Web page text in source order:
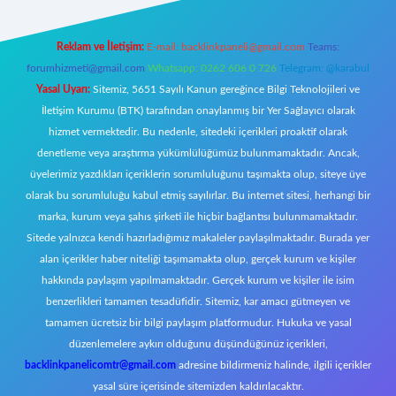
Reklam ve İletişim: E-mail: backlinkpaneli@gmail.com Teams:
forumhizmeti@gmail.com Whatsapp: 0262 606 0 726 Telegram: @karabul
Yasal Uyarı: Sitemiz, 5651 Sayılı Kanun gereğince Bilgi Teknolojileri ve
İletişim Kurumu (BTK) tarafından onaylanmış bir Yer Sağlayıcı olarak
hizmet vermektedir. Bu nedenle, sitedeki içerikleri proaktif olarak
denetleme veya araştırma yükümlülüğümüz bulunmamaktadır. Ancak,
üyelerimiz yazdıkları içeriklerin sorumluluğunu taşımakta olup, siteye üye
olarak bu sorumluluğu kabul etmiş sayılırlar. Bu internet sitesi, herhangi bir
marka, kurum veya şahıs şirketi ile hiçbir bağlantısı bulunmamaktadır.
Sitede yalnızca kendi hazırladığımız makaleler paylaşılmaktadır. Burada yer
alan içerikler haber niteliği taşımamakta olup, gerçek kurum ve kişiler
hakkında paylaşım yapılmamaktadır. Gerçek kurum ve kişiler ile isim
benzerlikleri tamamen tesadüfidir. Sitemiz, kar amacı gütmeyen ve
tamamen ücretsiz bir bilgi paylaşım platformudur. Hukuka ve yasal
düzenlemelere aykırı olduğunu düşündüğünüz içerikleri,
backlinkpanelicomtr@gmail.com adresine bildirmeniz halinde, ilgili içerikler
yasal süre içerisinde sitemizden kaldırılacaktır.